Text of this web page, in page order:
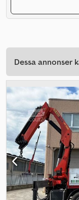
Dessa annonser